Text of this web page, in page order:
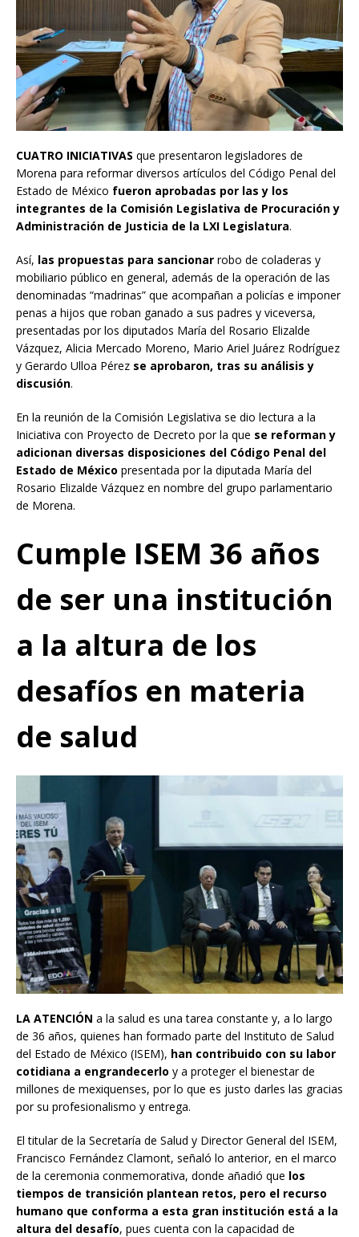
CUATRO INICIATIVAS que presentaron legisladores de
Morena para reformar diversos artículos del Código Penal del
Estado de México fueron aprobadas por las y los
integrantes de la Comisión Legislativa de Procuración y
Administración de Justicia de la LXI Legislatura.
Así, las propuestas para sancionar robo de coladeras y
mobiliario público en general, además de la operación de las
denominadas “madrinas” que acompañan a policías e imponer
penas a hijos que roban ganado a sus padres y viceversa,
presentadas por los diputados María del Rosario Elizalde
Vázquez, Alicia Mercado Moreno, Mario Ariel Juárez Rodríguez
y Gerardo Ulloa Pérez se aprobaron, tras su análisis y
discusión.
En la reunión de la Comisión Legislativa se dio lectura a la
Iniciativa con Proyecto de Decreto por la que se reforman y
adicionan diversas disposiciones del Código Penal del
Estado de México presentada por la diputada María del
Rosario Elizalde Vázquez en nombre del grupo parlamentario
de Morena.
Cumple ISEM 36 años
de ser una institución
a la altura de los
desafíos en materia
de salud
LA ATENCIÓN a la salud es una tarea constante y, a lo largo
de 36 años, quienes han formado parte del Instituto de Salud
del Estado de México (ISEM), han contribuido con su labor
cotidiana a engrandecerlo y a proteger el bienestar de
millones de mexiquenses, por lo que es justo darles las gracias
por su profesionalismo y entrega.
El titular de la Secretaría de Salud y Director General del ISEM,
Francisco Fernández Clamont, señaló lo anterior, en el marco
de la ceremonia conmemorativa, donde añadió que los
tiempos de transición plantean retos, pero el recurso
humano que conforma a esta gran institución está a la
altura del desafío, pues cuenta con la capacidad de